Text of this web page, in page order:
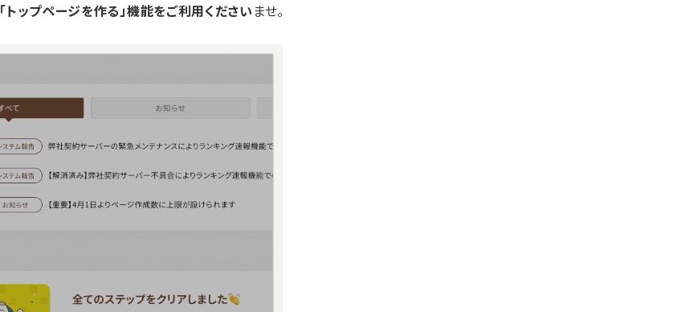
「トップページを作る」機能をご利用ください ませ。